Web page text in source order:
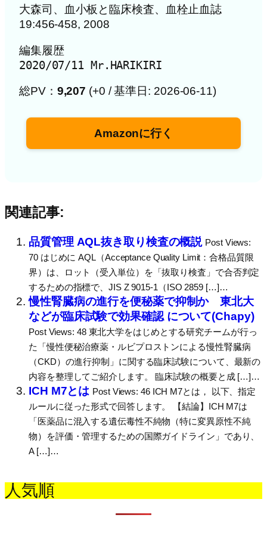
大森司、血小板と臨床検査、血栓止血誌
19:456-458, 2008
編集履歴
2020/07/11 Mr.HARIKIRI
総PV： 9,207 (+0 / 基準日: 2026-06-11)
Amazonに行く
関連記事:
品質管理 AQL抜き取り検査の概説 Post Views:
70 はじめに AQL（Acceptance Quality Limit：合格品質限
界）は、ロット（受入単位）を「抜取り検査」で合否判定
するための指標で、JIS Z 9015-1（ISO 2859 […]…
慢性腎臓病の進行を便秘薬で抑制か 東北大
などが臨床試験で効果確認 について(Chapy)
Post Views: 48 東北大学をはじめとする研究チームが行っ
た「慢性便秘治療薬・ルビプロストンによる慢性腎臓病
（CKD）の進行抑制」に関する臨床試験について、最新の
内容を整理してご紹介します。 臨床試験の概要と成 […]…
ICH M7とは Post Views: 46 ICH M7とは， 以下、指定
ルールに従った形式で回答します。 【結論】ICH M7は
「医薬品に混入する遺伝毒性不純物（特に変異原性不純
物）を評価・管理するための国際ガイドライン」であり、
A […]…
人気順